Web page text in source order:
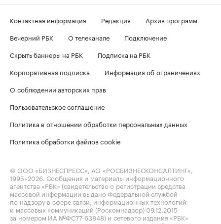
Контактная информация Редакция
Архив программ
Вечерний РБК
О телеканале
Подключение
Скрыть баннеры на РБК
Подписка на РБК
Корпоративная подписка
Информация об ограничениях
О соблюдении авторских прав
Пользовательское соглашение
Политика в отношении обработки персональных данных
Политика обработки файлов cookie
© ООО «БИЗНЕСПРЕСС», АО «РОСБИЗНЕСКОНСАЛТИНГ»,
1995–2026 . Сообщения и материалы информационного
агентства «РБК» (свидетельство о регистрации средства
массовой информации выдано Федеральной службой
по надзору в сфере связи, информационных технологий
и массовых коммуникаций (Роскомнадзор) 09.12.2015
за номером ИА №ФС77-63848) и сетевого издания «РБК»